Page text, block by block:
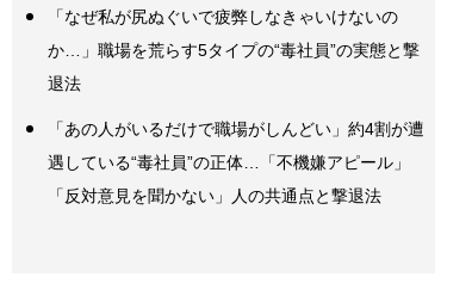
「なぜ私が尻ぬぐいで疲弊しなきゃいけないの
か…」職場を荒らす5タイプの“毒社員”の実態と撃
退法
「あの人がいるだけで職場がしんどい」約4割が遭
遇している“毒社員”の正体…「不機嫌アピール」
「反対意見を聞かない」人の共通点と撃退法